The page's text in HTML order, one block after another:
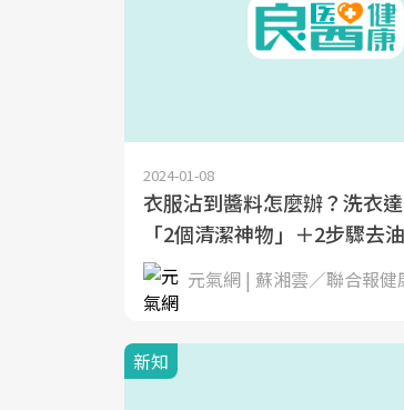
2024-01-08
衣服沾到醬料怎麼辦？洗衣
「2個清潔神物」＋2步驟去
元氣網 | 蘇湘雲／聯合報健
新知